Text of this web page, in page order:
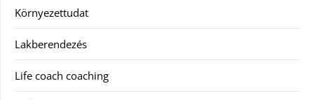
Környezettudat
Lakberendezés
Life coach coaching